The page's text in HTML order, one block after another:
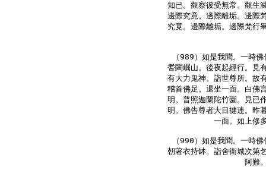
知已。觀察彼受無常。觀生
邊際究竟。邊際離垢。邊際
究竟。邊際離垢。邊際梵行
（989）如是我聞。一時
耆闍崛山。後夜起經行。見
有大力鬼神。詣世尊所。故
稽首佛足。退坐一面。白佛
明。普照迦蘭陀竹園。見已
明。佛告尊者大目揵連。昨
一面。如上修
（990）如是我聞。一時
朝著衣持缽。詣舍衛城次第
阿難